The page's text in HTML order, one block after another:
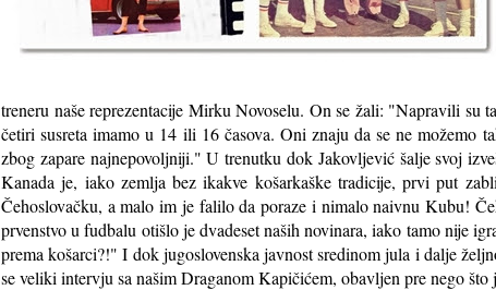
treneru naše reprezentacije Mirku Novoselu. On se žali: "Napravili su
četiri susreta imamo u 14 ili 16 časova. Oni znaju da se ne možemo
zbog zapare najnepovoljniji." U trenutku dok Jakovljević šalje svoj
Kanada je, iako zemlja bez ikakve košarkaške tradicije, prvi put
Čehoslovačku, a malo im je falilo da poraze i nimalo naivnu Kubu!
prvenstvo u fudbalu otišlo je dvadeset naših novinara, iako tamo nije
prema košarci?!" I dok jugoslovenska javnost sredinom jula i dalje
se veliki intervju sa našim Draganom Kapičićem, obavljen pre nego